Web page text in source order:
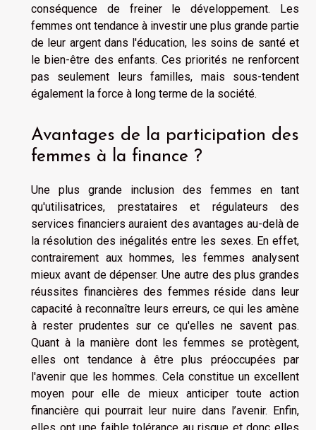
conséquence de freiner le développement. Les
femmes ont tendance à investir une plus grande partie
de leur argent dans l'éducation, les soins de santé et
le bien-être des enfants. Ces priorités ne renforcent
pas seulement leurs familles, mais sous-tendent
également la force à long terme de la société.
Avantages de la participation des
femmes à la finance ?
Une plus grande inclusion des femmes en tant
qu'utilisatrices, prestataires et régulateurs des
services financiers auraient des avantages au-delà de
la résolution des inégalités entre les sexes. En effet,
contrairement aux hommes, les femmes analysent
mieux avant de dépenser. Une autre des plus grandes
réussites financières des femmes réside dans leur
capacité à reconnaître leurs erreurs, ce qui les amène
à rester prudentes sur ce qu'elles ne savent pas.
Quant à la manière dont les femmes se protègent,
elles ont tendance à être plus préoccupées par
l'avenir que les hommes. Cela constitue un excellent
moyen pour elle de mieux anticiper toute action
financière qui pourrait leur nuire dans l’avenir. Enfin,